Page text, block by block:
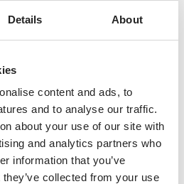
Details About
content and ads, to
and to analyse our traffic.
about your use of our site with
and analytics partners who
information that you’ve
collected from your use
Website